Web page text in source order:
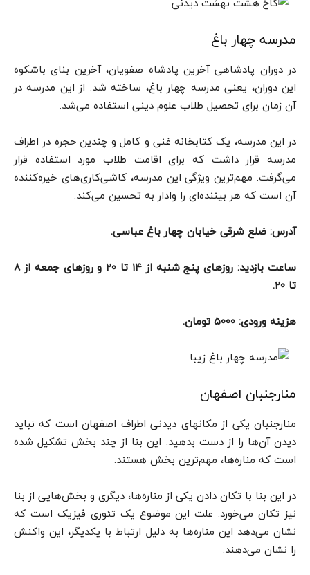
مدرسه چهار باغ
در دوران پادشاهی آخرین پادشاه صفویان، آخرین بنای باشکوه
این دوران، یعنی مدرسه چهار باغ، ساخته شد. از این مدرسه در
آن زمان برای تحصیل طلاب علوم دینی استفاده می‌شد.
در این مدرسه، یک کتابخانه غنی و کامل و چندین حجره در اطراف
مدرسه قرار داشت که برای اقامت طلاب مورد استفاده قرار
می‌گرفت. مهم‌ترین ویژگی این مدرسه،‌ کاشی‌کاری‌های خیره‌کننده
آن است که هر بیننده‌ای را وادار به تحسین می‌کند.
آدرس: ضلع شرقی خیابان چهار باغ عباسی.
ساعت بازدید: روزهای پنج شنبه از ۱۴ تا ۲۰ و روزهای جمعه از ۸
تا ۲۰.
هزینه ورودی: ۵۰۰۰ تومان.
منارجنبان اصفهان
منارجنبان یکی از مکانهای دیدنی اطراف اصفهان است که نباید
دیدن آن‌ها را از دست بدهید. این بنا از چند بخش تشکیل شده
است که مناره‌ها، مهم‌ترین بخش هستند.
در این بنا با تکان دادن یکی از مناره‌ها،‌ دیگری و بخش‌هایی از بنا
نیز تکان می‌خورد. علت این موضوع یک تئوری فیزیک است که
نشان می‌دهد این مناره‌ها به دلیل ارتباط با یکدیگر، این واکنش
را نشان می‌دهند.